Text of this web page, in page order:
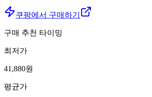
쿠팡에서 구매하기
구매 추천 타이밍
최저가
41,880원
평균가